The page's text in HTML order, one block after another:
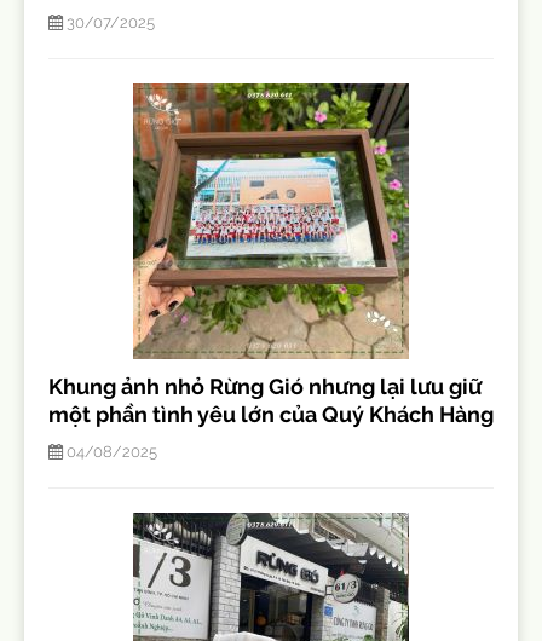
30/07/2025
Khung ảnh nhỏ Rừng Gió nhưng lại lưu giữ
một phần tình yêu lớn của Quý Khách Hàng
04/08/2025